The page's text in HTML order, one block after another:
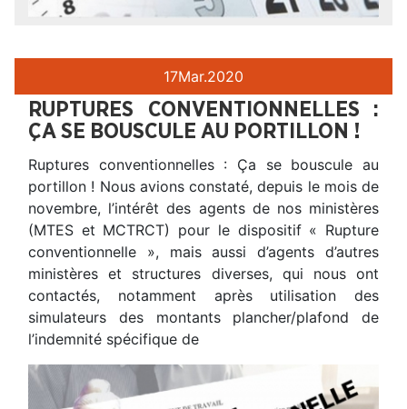
17Mar.2020
RUPTURES CONVENTIONNELLES :
ÇA SE BOUSCULE AU PORTILLON !
Ruptures conventionnelles : Ça se bouscule au
portillon ! Nous avions constaté, depuis le mois de
novembre, l’intérêt des agents de nos ministères
(MTES et MCTRCT) pour le dispositif « Rupture
conventionnelle », mais aussi d’agents d’autres
ministères et structures diverses, qui nous ont
contactés, notamment après utilisation des
simulateurs des montants plancher/plafond de
l’indemnité spécifique de